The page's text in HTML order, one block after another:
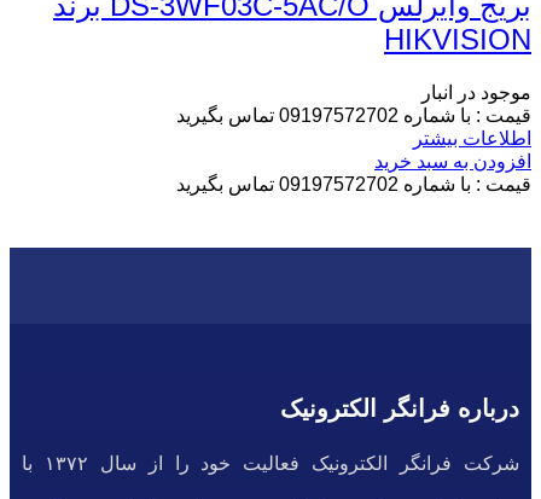
HIKVISION
موجود در انبار
قیمت : با شماره 09197572702 تماس بگیرید
اطلاعات بیشتر
افزودن به سبد خرید
قیمت : با شماره 09197572702 تماس بگیرید
درباره فرانگر الکترونیک
شرکت فرانگر الکترونیک فعالیت خود را از سال ۱۳۷۲ با